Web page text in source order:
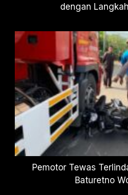
dengan
Pemotor Tewas
Baturetno